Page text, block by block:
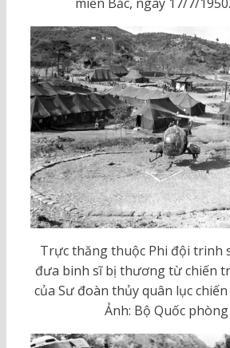
Trực thăng thuộc Phi đội trinh
đưa binh sĩ bị thương từ chiến
của Sư đoàn thủy quân lục chiến
Ảnh: Bộ Quốc